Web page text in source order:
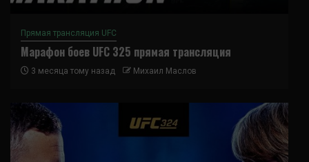
Прямая трансляция UFC
Марафон боев UFC 325 прямая трансляция
3 месяца тому назад Михаил Маслов